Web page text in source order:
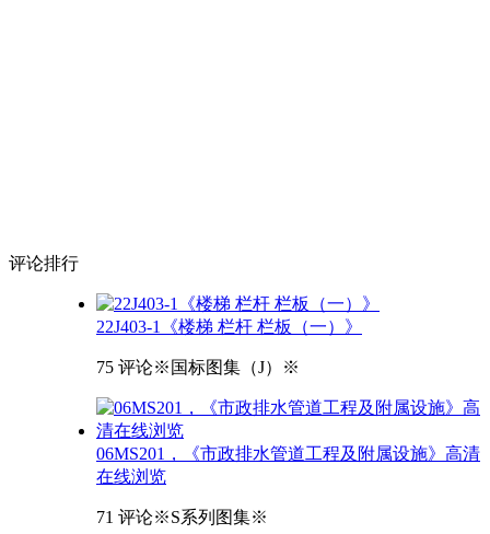
评论排行
22J403-1《楼梯 栏杆 栏板（一）》
75 评论※国标图集（J）※
06MS201，《市政排水管道工程及附属设施》高清
在线浏览
71 评论※S系列图集※